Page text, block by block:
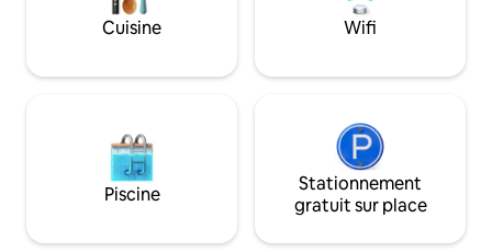
Cuisine Wifi
Piscine
Stationnement
gratuit sur place